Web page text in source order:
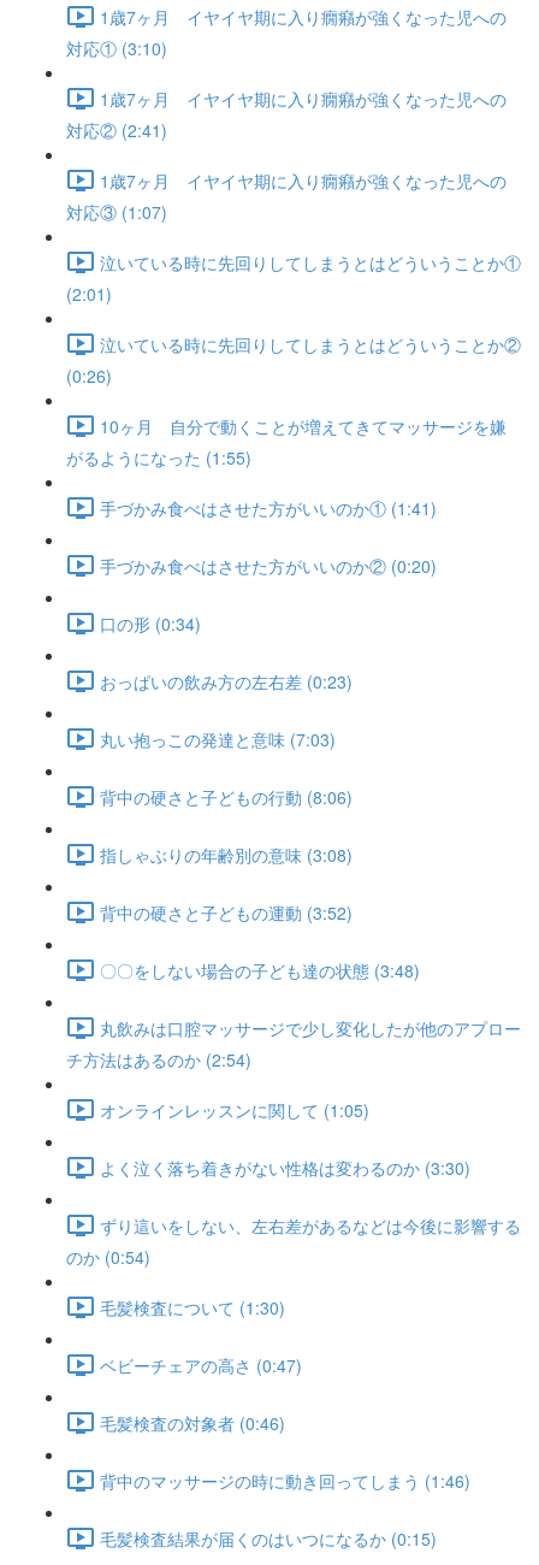
1歳7ヶ月 イヤイヤ期に入り癇癪が強くなった児への
対応① (3:10)
1歳7ヶ月 イヤイヤ期に入り癇癪が強くなった児への
対応② (2:41)
1歳7ヶ月 イヤイヤ期に入り癇癪が強くなった児への
対応③ (1:07)
泣いている時に先回りしてしまうとはどういうことか①
(2:01)
泣いている時に先回りしてしまうとはどういうことか②
(0:26)
10ヶ月 自分で動くことが増えてきてマッサージを嫌
がるようになった (1:55)
手づかみ食べはさせた方がいいのか① (1:41)
手づかみ食べはさせた方がいいのか② (0:20)
口の形 (0:34)
おっぱいの飲み方の左右差 (0:23)
丸い抱っこの発達と意味 (7:03)
背中の硬さと子どもの行動 (8:06)
指しゃぶりの年齢別の意味 (3:08)
背中の硬さと子どもの運動 (3:52)
〇〇をしない場合の子ども達の状態 (3:48)
丸飲みは口腔マッサージで少し変化したが他のアプロー
チ方法はあるのか (2:54)
オンラインレッスンに関して (1:05)
よく泣く落ち着きがない性格は変わるのか (3:30)
ずり這いをしない、左右差があるなどは今後に影響する
のか (0:54)
毛髪検査について (1:30)
ベビーチェアの高さ (0:47)
毛髪検査の対象者 (0:46)
背中のマッサージの時に動き回ってしまう (1:46)
毛髪検査結果が届くのはいつになるか (0:15)